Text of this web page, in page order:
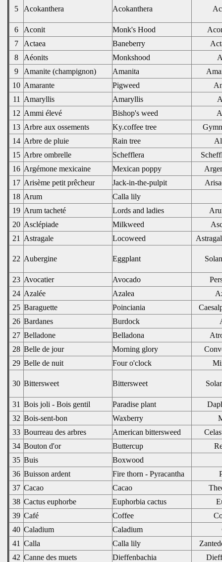
5 Acokanthera Acokanthera
6 Aconit Monk's Hood
7
Actaea Baneberry
8
Aéonits Monkshood
9
Amanite (champignon) Amanita
10 Amarante Pigweed
11
Amaryllis Amaryllis
12 Ammi élevé Bishop's weed
13 Arbre aux ossements Ky.coffee tree
14 Arbre de pluie Rain tree
15 Arbre ombrelle Schefflera
16 Argémone mexicaine Mexican poppy
17 Arisème petit prêcheur Jack-in-the-pulpit
18 Arum
Calla lily
19 Arum tacheté Lords and ladies
20 Asclépiade Milkweed
21
Astragale Locoweed
22 Aubergine Eggplant
23 Avocatier Avocado
24 Azalée Azalea
25 Baraguette Poinciania
26 Bardanes Burdock
27 Belladone Belladona
28 Belle de jour Morning glory
29 Belle de nuit Four o'clock
30 Bittersweet Bittersweet
31 Bois joli - Bois gentil Paradise plant
32 Bois-sent-bon Waxberry
33 Bourreau des arbres American bittersweed
34 Bouton d'or Buttercup
35 Buis
Boxwood
36 Buisson ardent Fire thorn - Pyracantha
37 Cacao Cacao
38 Cactus euphorbe Euphorbia cactus
39 Café Coffee
40 Caladium Caladium
41 Calla Calla lily
42 Canne des muets Dieffenbachia